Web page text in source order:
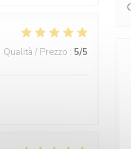
Qualità / Prezzo : 5/5